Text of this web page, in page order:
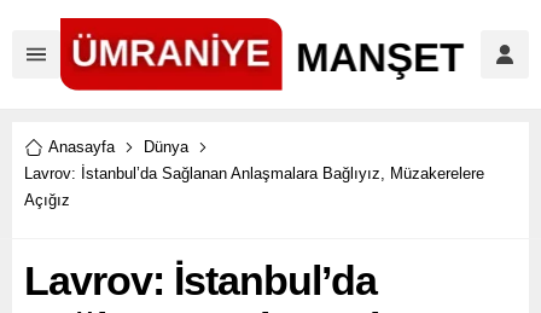
Anasayfa
Dünya
Lavrov: İstanbul’da Sağlanan Anlaşmalara Bağlıyız, Müzakerelere
Açığız
Lavrov: İstanbul’da